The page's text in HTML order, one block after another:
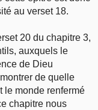
au verset 18.
20 du chapitre 3,
auxquels le
de Dieu
de quelle
le monde renfermé
chapitre nous